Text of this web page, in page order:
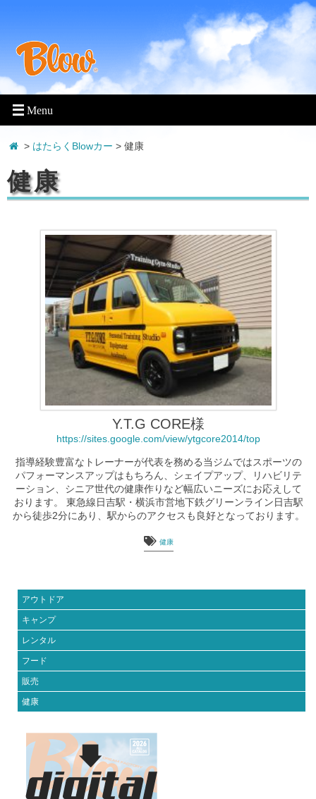
> はたらくBlowカー > 健康
健康
Y.T.G CORE様
https://sites.google.com/view/ytgcore2014/top
指導経験豊富なトレーナーが代表を務める当ジムではスポーツの
パフォーマンスアップはもちろん、シェイプアップ、リハビリテ
ーション、シニア世代の健康作りなど幅広いニーズにお応えして
おります。 東急線日吉駅・横浜市営地下鉄グリーンライン日吉駅
から徒歩2分にあり、駅からのアクセスも良好となっております。
健康
アウトドア
キャンプ
レンタル
フード
販売
健康